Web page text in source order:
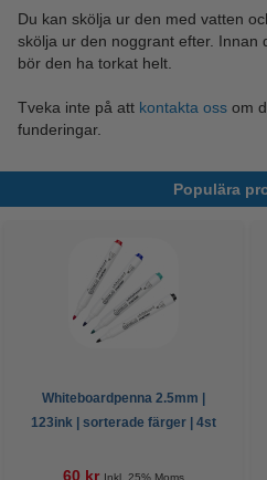
Du kan skölja ur den med vatten
skölja ur den noggrant efter. Innan
bör den ha torkat helt.
Tveka inte på att kontakta oss om
funderingar.
Populära
Whiteboardpenna 2.5mm |
123ink | sorterade färger | 4st
60 kr Inkl. 25% Moms